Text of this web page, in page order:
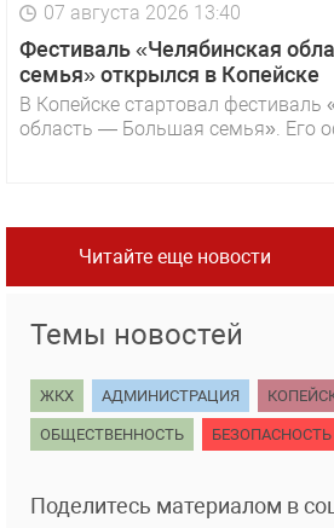
07 августа 2026 13:40
Фестиваль «Челябинская
семья» открылся в Копейске
В Копейске стартовал фестиваль
область — Большая семья». Его
Читайте еще новости
Темы новостей
ЖКХ АДМИНИСТРАЦИЯ
ОБЩЕСТВЕННОСТЬ БЕЗОПАСНОСТЬ
Поделитесь материалом в